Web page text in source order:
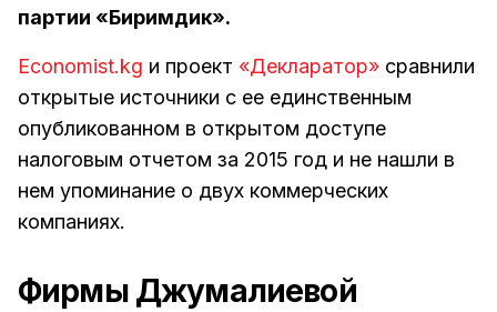
партии «Биримдик».
Economist.kg и проект «Декларатор» сравнили
открытые источники с ее единственным
опубликованном в открытом доступе
налоговым отчетом за 2015 год и не нашли в
нем упоминание о двух коммерческих
компаниях.
Фирмы Джумалиевой